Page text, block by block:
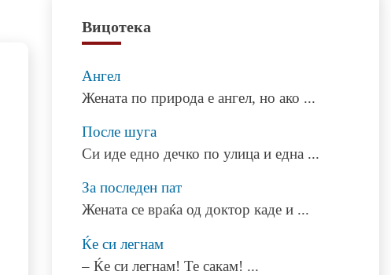
Вицотека
Ангел
Жената по природа е ангел, но ако ...
После шуга
Си иде едно дечко по улица и една ...
За последен пат
Жената се враќа од доктор каде и ...
Ќе си легнам
– Ќе си легнам! Те сакам! ...